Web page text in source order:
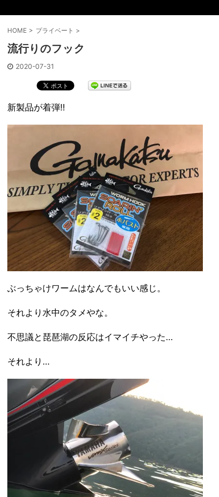
HOME > プライベート >
流行りのフック
2020-07-31
新製品が着弾‼️
ぶっちゃけワームはなんでもいい感じ。
それより水中のタメやな。
不思議と琵琶湖の反応はイマイチやった…
それより…